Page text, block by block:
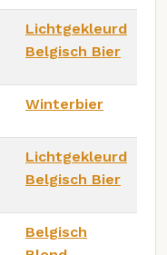
Lichtgekleurd
Belgisch Bier
Winterbier
Lichtgekleurd
Belgisch Bier
Belgisch